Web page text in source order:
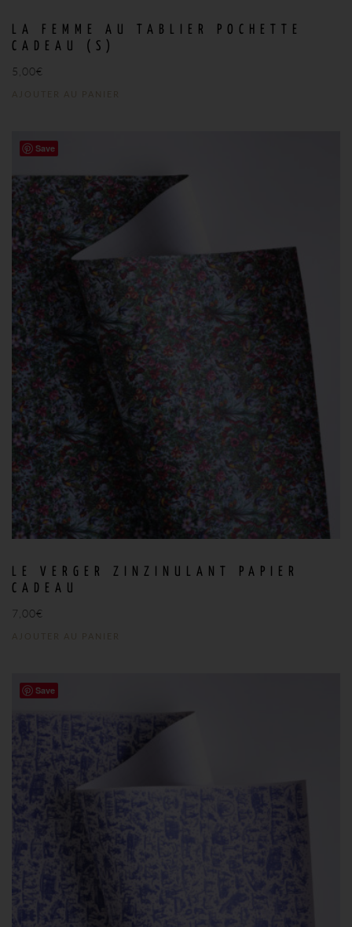
LA FEMME AU TABLIER POCHETTE
CADEAU (S)
5,00€
AJOUTER AU PANIER
Save
LE VERGER ZINZINULANT PAPIER
CADEAU
7,00€
AJOUTER AU PANIER
Save